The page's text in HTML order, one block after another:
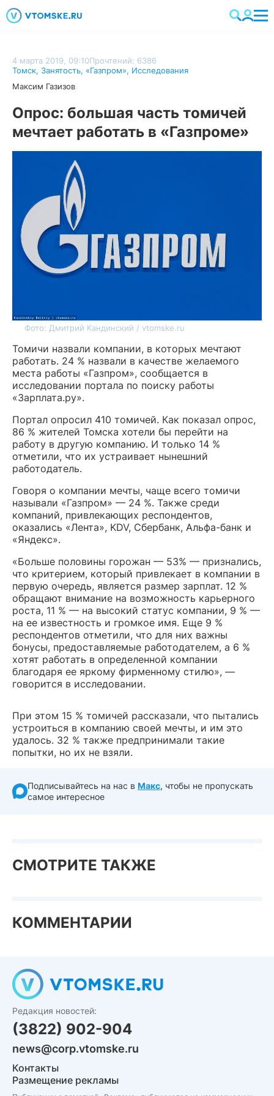
4 марта 2019, 09:10Прочтений: 6386
Томск, Занятость, «Газпром», Исследования
Максим Газизов
Опрос: большая часть томичей
мечтает работать в «Газпроме»
Фото: Дмитрий Кандинский / vtomske.ru
Томичи назвали компании, в которых мечтают
работать. 24 % назвали в качестве желаемого
места работы «Газпром», сообщается в
исследовании портала по поиску работы
«Зарплата.ру».
Портал опросил 410 томичей. Как показал опрос,
86 % жителей Томска хотели бы перейти на
работу в другую компанию. И только 14 %
отметили, что их устраивает нынешний
работодатель.
Говоря о компании мечты, чаще всего томичи
называли «Газпром» — 24 %. Также среди
компаний, привлекающих респондентов,
оказались «Лента», KDV, Сбербанк, Альфа-банк и
«Яндекс».
«Больше половины горожан — 53% — признались,
что критерием, который привлекает в компании в
первую очередь, является размер зарплат. 12 %
обращают внимание на возможность карьерного
роста, 11 % — на высокий статус компании, 9 % —
на ее известность и громкое имя. Еще 9 %
респондентов отметили, что для них важны
бонусы, предоставляемые работодателем, а 6 %
хотят работать в определенной компании
благодаря ее яркому фирменному стилю», —
говорится в исследовании.
При этом 15 % томичей рассказали, что пытались
устроиться в компанию своей мечты, и им это
удалось. 32 % также предпринимали такие
попытки, но их не взяли.
Подписывайтесь на нас в Макс, чтобы не пропускать
самое интересное
СМОТРИТЕ ТАКЖЕ
КОММЕНТАРИИ
Редакция новостей:
(3822) 902-904
news@corp.vtomske.ru
Контакты
Размещение рекламы